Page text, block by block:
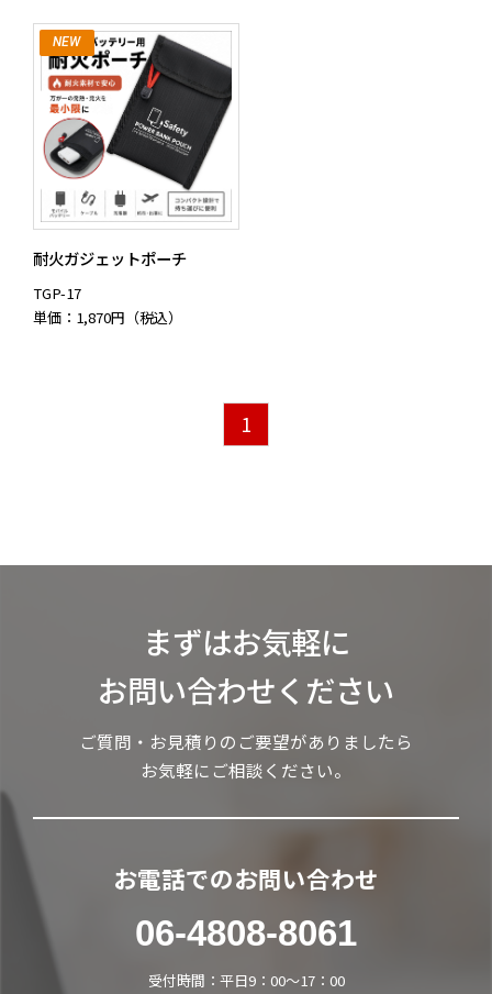
NEW
耐火ガジェットポーチ
TGP-17
単価：1,870円（税込）
1
まずはお気軽に
お問い合わせください
ご質問・お見積りのご要望がありましたら
お気軽にご相談ください。
お電話でのお問い合わせ
06-4808-8061
受付時間：平日9：00～17：00